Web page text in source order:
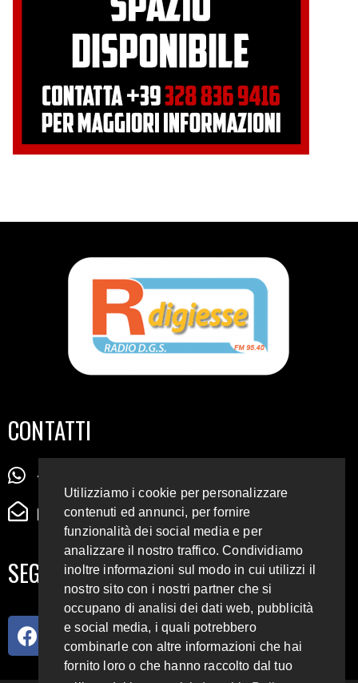
CONTATTI
+39 345 72 72 88 5
radiodigiesse@gmail.com
SEGUICI SUI SOCIAL
Utilizziamo i cookie per personalizzare
contenuti ed annunci, per fornire
funzionalità dei social media e per
analizzare il nostro traffico. Condividiamo
inoltre informazioni sul modo in cui utilizzi il
nostro sito con i nostri partner che si
occupano di analisi dei dati web, pubblicità
e social media, i quali potrebbero
combinarle con altre informazioni che hai
fornito loro o che hanno raccolto dal tuo